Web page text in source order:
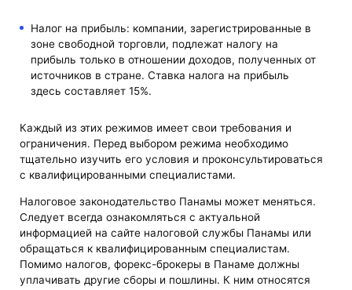
Налог на прибыль: компании, зарегистрированные в
зоне свободной торговли, подлежат налогу на
прибыль только в отношении доходов, полученных от
источников в стране. Ставка налога на прибыль
здесь составляет 15%.
Каждый из этих режимов имеет свои требования и
ограничения. Перед выбором режима необходимо
тщательно изучить его условия и проконсультироваться
с квалифицированными специалистами.
Налоговое законодательство Панамы может меняться.
Следует всегда ознакомляться с актуальной
информацией на сайте налоговой службы Панамы или
обращаться к квалифицированным специалистам.
Помимо налогов, форекс-брокеры в Панаме должны
уплачивать другие сборы и пошлины. К ним относятся